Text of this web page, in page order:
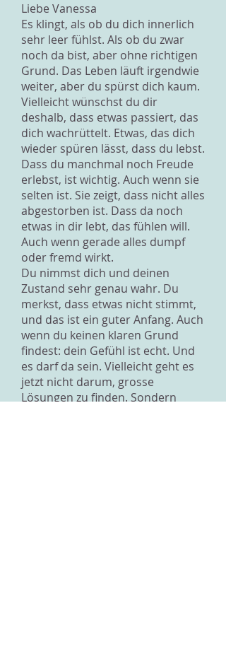
Liebe Vanessa
Es klingt, als ob du dich innerlich
sehr leer fühlst. Als ob du zwar
noch da bist, aber ohne richtigen
Grund. Das Leben läuft irgendwie
weiter, aber du spürst dich kaum.
Vielleicht wünschst du dir
deshalb, dass etwas passiert, das
dich wachrüttelt. Etwas, das dich
wieder spüren lässt, dass du lebst.
Dass du manchmal noch Freude
erlebst, ist wichtig. Auch wenn sie
selten ist. Sie zeigt, dass nicht alles
abgestorben ist. Dass da noch
etwas in dir lebt, das fühlen will.
Auch wenn gerade alles dumpf
oder fremd wirkt.
Du nimmst dich und deinen
Zustand sehr genau wahr. Du
merkst, dass etwas nicht stimmt,
und das ist ein guter Anfang. Auch
wenn du keinen klaren Grund
findest: dein Gefühl ist echt. Und
es darf da sein. Vielleicht geht es
jetzt nicht darum, grosse
Lösungen zu finden. Sondern